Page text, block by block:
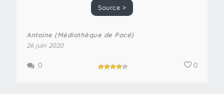
Source >
Antoine (Médiathèque de Pacé)
26 juin 2020
0
0